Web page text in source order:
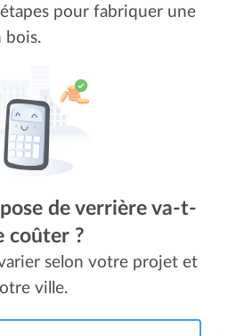
pour fabriquer une
bois.
de verrière va-t-
coûter ?
selon votre projet et
ville.